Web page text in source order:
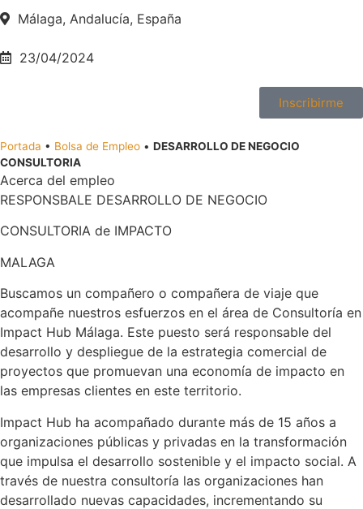
Málaga, Andalucía, España
23/04/2024
Inscribirme
Portada • Bolsa de Empleo • DESARROLLO DE NEGOCIO
CONSULTORIA
Acerca del empleo
RESPONSBALE DESARROLLO DE NEGOCIO
CONSULTORIA de IMPACTO
MALAGA
Buscamos un compañero o compañera de viaje que
acompañe nuestros esfuerzos en el área de Consultoría en
Impact Hub Málaga. Este puesto será responsable del
desarrollo y despliegue de la estrategia comercial de
proyectos que promuevan una economía de impacto en
las empresas clientes en este territorio.
Impact Hub ha acompañado durante más de 15 años a
organizaciones públicas y privadas en la transformación
que impulsa el desarrollo sostenible y el impacto social. A
través de nuestra consultoría las organizaciones han
desarrollado nuevas capacidades, incrementando su